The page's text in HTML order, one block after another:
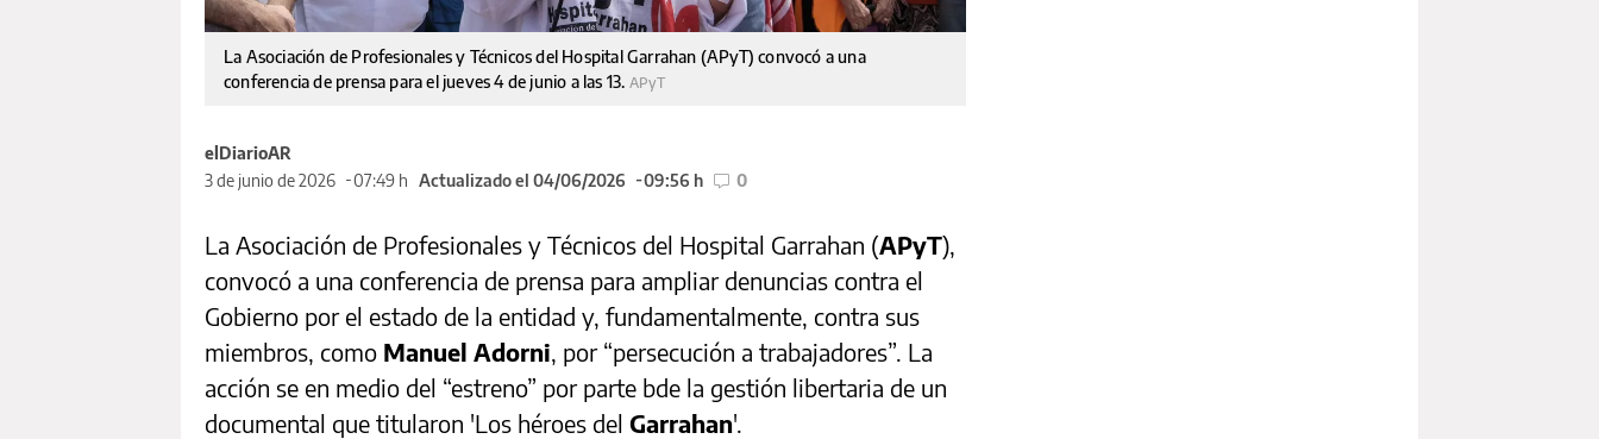
La Asociación de Profesionales y Técnicos del Hospital Garrahan (APyT) convocó a una
conferencia de prensa para el jueves 4 de junio a las 13. APyT
elDiarioAR
3 de junio de 2026
07:49 h Actualizado el 04/06/2026 09:56 h 0
La Asociación de Profesionales y Técnicos del Hospital Garrahan (APyT),
convocó a una conferencia de prensa para ampliar denuncias contra el
Gobierno por el estado de la entidad y, fundamentalmente, contra sus
miembros, como Manuel Adorni, por “persecución a trabajadores”. La
acción se en medio del “estreno” por parte bde la gestión libertaria de un
documental que titularon 'Los héroes del Garrahan'.